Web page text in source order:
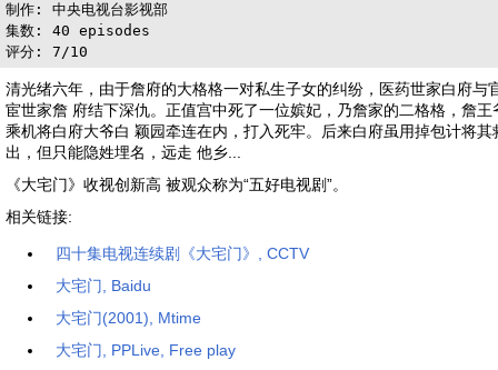
制作: 中央电视台影视部
集数: 40 episodes
清光绪六年，由于詹府的大格格一对私生子女的纠纷，医药世家白府与
宦世家詹 府结下深仇。正值宫中死了一位嫔妃，乃詹家的二格格，詹王
乘机将白府大爷白 颖园牵连在内，打入死牢。后来白府虽用掉包计将其
出，但只能隐姓埋名，远走 他乡...
《大宅门》收视创新高 被观众称为“五好电视剧”。
相关链接:
四十集电视连续剧《大宅门》, CCTV
大宅门, Baidu
大宅门(2001), Mtime
大宅门, PPLive, Free play